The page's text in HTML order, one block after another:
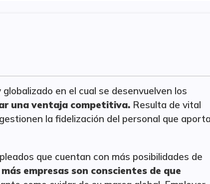
en el cual se desenvuelven los
una ventaja competitiva. Resulta de vital
la fidelización del personal que
que cuentan con más posibilidades de
empresas son conscientes de que